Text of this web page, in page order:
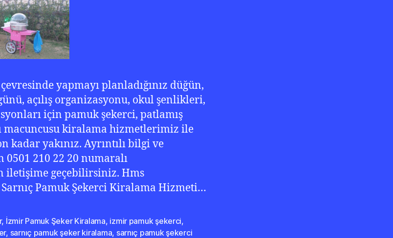
yapmayı planladığınız düğün,
açılış organizasyonu, okul şenlikleri,
için pamuk şekerci, patlamış
macuncusu kiralama hizmetlerimiz ile
kadar yakınız. Ayrıntılı bilgi ve
210 22 20 numaralı
iletişime geçebilirsiniz. Hms
Pamuk Şekerci Kiralama Hizmeti…
, İzmir Pamuk Şeker Kiralama, izmir pamuk şekerci,
, sarnıç pamuk şeker kiralama, sarnıç pamuk şekerci